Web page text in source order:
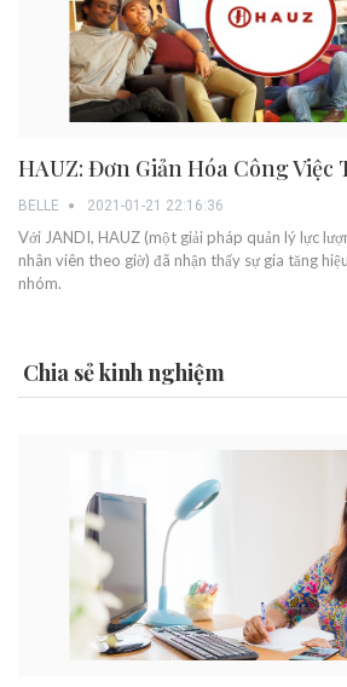
HAUZ: Đơn Giản Hóa Công Việc
BELLE 2021-01-21 22:16:36
Với JANDI, HAUZ (một giải pháp quản lý lực
nhân viên theo giờ) đã nhận thấy sự gia tăng
nhóm.
Chia sẻ kinh nghiệm